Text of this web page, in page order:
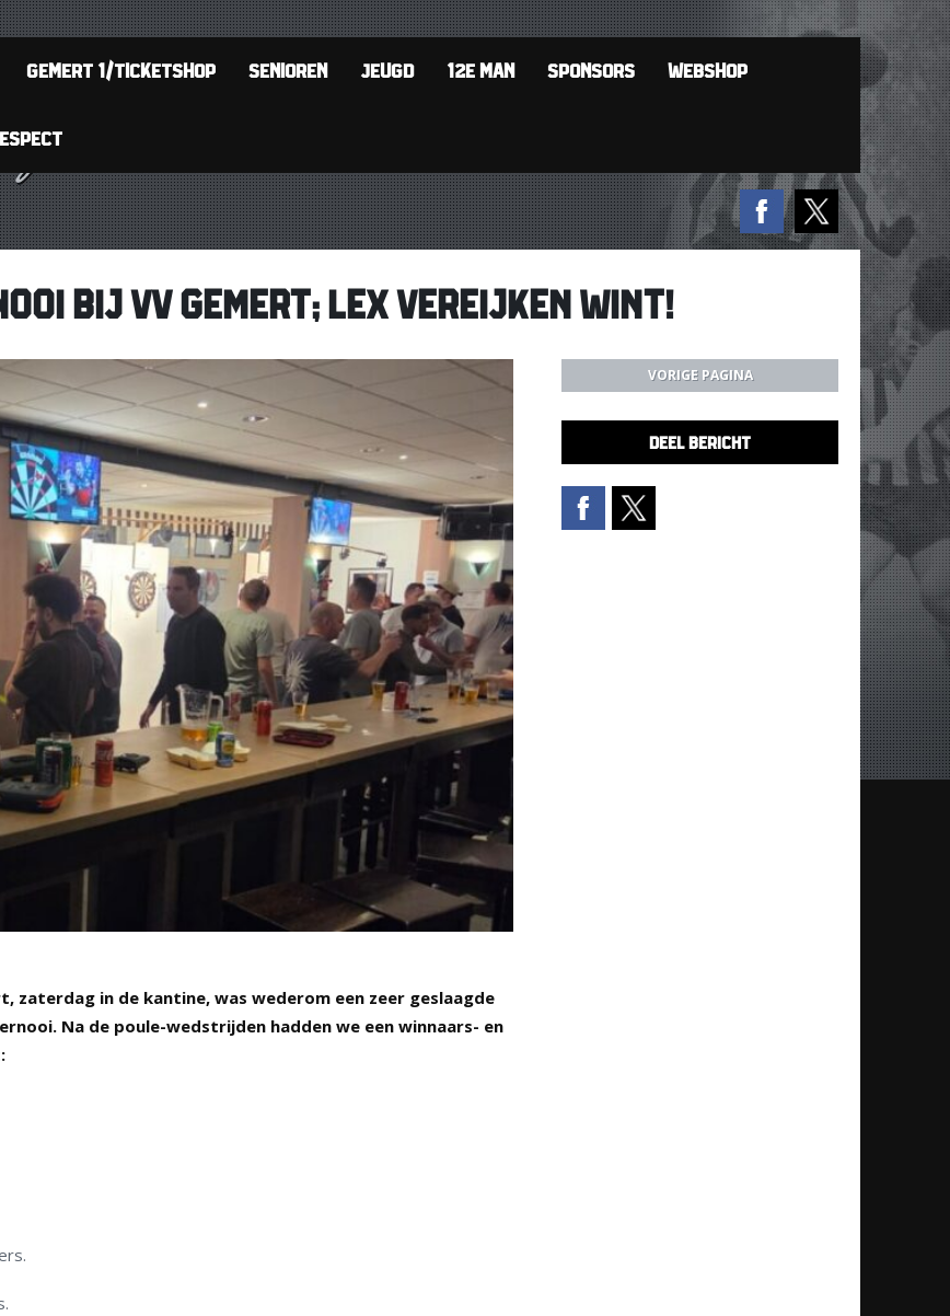
GEMERT 1/TICKETSHOP SENIOREN JEUGD 12E MAN SPONSORS WEBSHOP
BIJ VV GEMERT; LEX VEREIJKEN WINT!
in de kantine, was wederom een zeer geslaagde
Na de poule-wedstrijden hadden we een winnaars- en
VORIGE PAGINA
DEEL BERICHT